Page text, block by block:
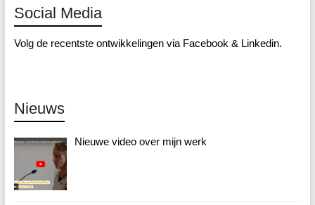
Social Media
Volg de recentste ontwikkelingen via Facebook & Linkedin.
Nieuws
Nieuwe video over mijn werk